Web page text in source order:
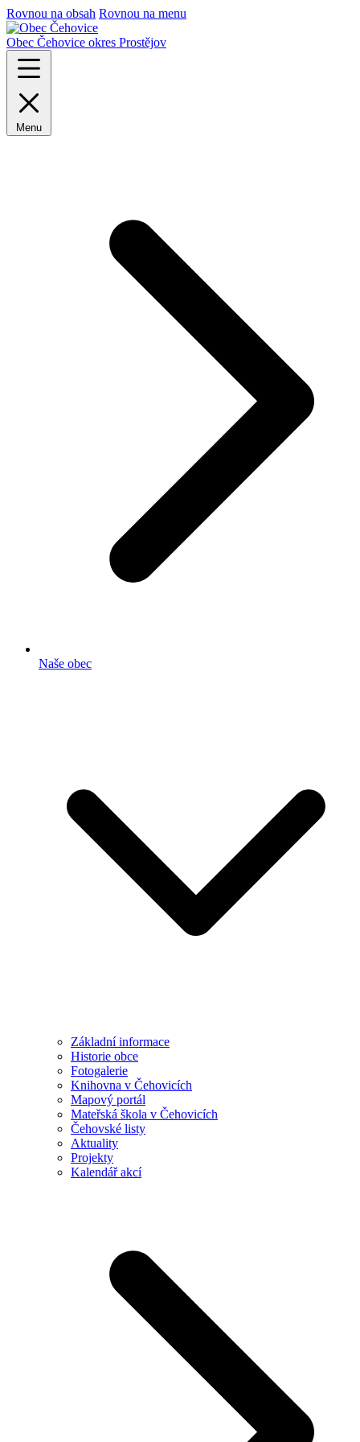
Rovnou na obsah Rovnou na menu
Obec Čehovice okres Prostějov
Menu
Naše obec
Základní informace
Historie obce
Fotogalerie
Knihovna v Čehovicích
Mapový portál
Mateřská škola v Čehovicích
Čehovské listy
Aktuality
Projekty
Kalendář akcí